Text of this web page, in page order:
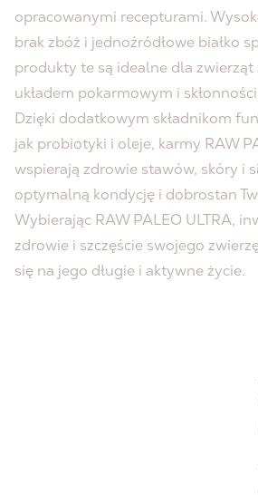
opracowanymi recepturami.
brak zbóż i jednoźródłowe białko
produkty te są idealne dla
układem pokarmowym i
Dzięki dodatkowym składnikom
jak probiotyki i oleje, karmy RAW
wspierają zdrowie stawów, skóry i
optymalną kondycję i dobrostan
Wybierając RAW PALEO ULTRA,
zdrowie i szczęście swojego
się na jego długie i aktywne życie.